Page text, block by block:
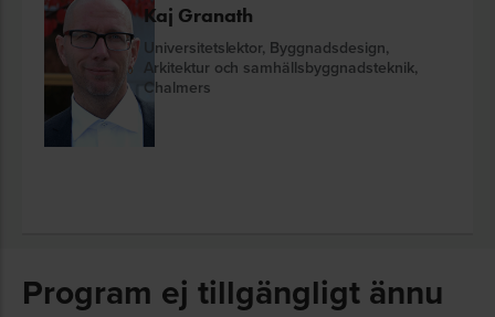
Kaj Granath
Universitetslektor, Byggnadsdesign,
Arkitektur och samhällsbyggnadsteknik,
Chalmers
Program ej tillgängligt ännu